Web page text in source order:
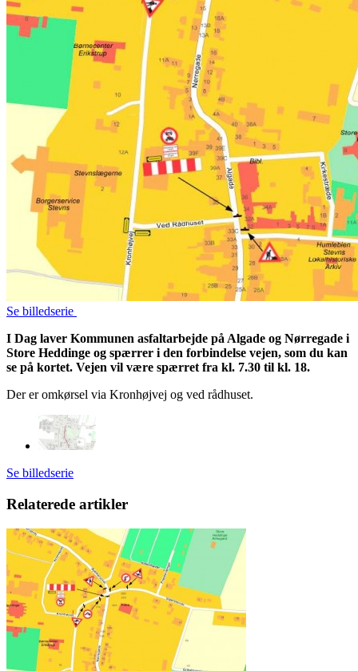
Se billedserie
I Dag laver Kommunen asfaltarbejde på Algade og Nørregade i
Store Heddinge og spærrer i den forbindelse vejen, som du kan
se på kortet. Vejen vil være spærret fra kl. 7.30 til kl. 18.
Der er omkørsel via Kronhøjvej og ved rådhuset.
Se billedserie
Relaterede artikler